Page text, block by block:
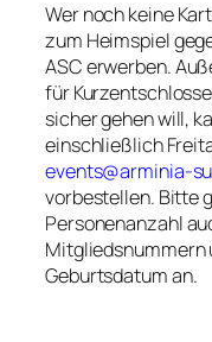
Wer noch keine
zum Heimspiel
ASC erwerben.
für
sicher gehen will,
einschließlich
events@arminia-
vorbestellen. Bitte
Personenanzahl
Mitgliedsnummern
Geburtsdatum an.